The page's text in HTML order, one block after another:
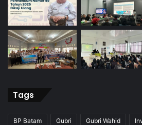
Tags
BP Batam Gubri Gubri Wahid